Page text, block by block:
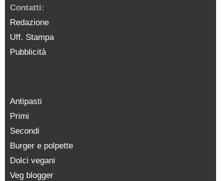
Contatti:
Redazione
Uff. Stampa
Pubblicità
Antipasti
Primi
Secondi
Burger e polpette
Dolci vegani
Veg blogger